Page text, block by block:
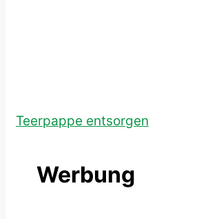
Teerpappe entsorgen
Werbung